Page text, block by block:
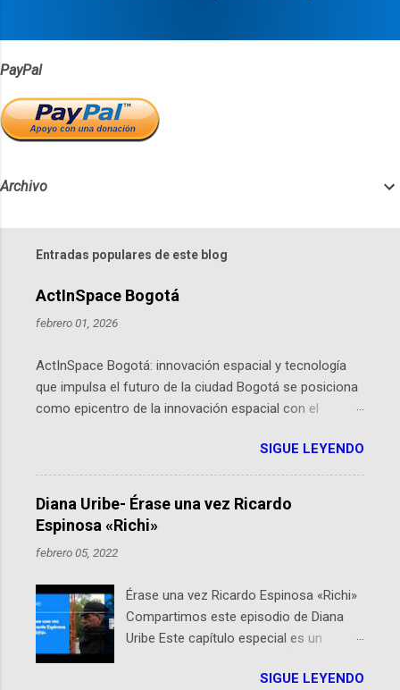
PayPal
Archivo
Entradas populares de este blog
ActInSpace Bogotá
febrero 01, 2026
ActInSpace Bogotá: innovación espacial y tecnología
que impulsa el futuro de la ciudad Bogotá se posiciona
como epicentro de la innovación espacial con el
hackathon global que convierte tecnologías de la
Agencia Espacial Europea en soluciones prácticas para
la vida cotidiana. Este evento, organizado por el
Planetario de Bogotá del Idartes y la Universidad de los
Andes, reúne a expertos como el presidente de Airbus
Colombia y líderes del sector aeroespacial para inspirar
por qué importa en Bogotá ActInSpace es una
competencia mundial que opera en más de 60
ciudades, donde participantes tienen 24 horas para
idear startups basadas en tecnologías espaciales
SIGUE LEYENDO
Diana Uribe- Érase una vez Ricardo
Espinosa «Richi»
febrero 05, 2022
Érase una vez Ricardo Espinosa «Richi»
Compartimos este episodio de Diana
Uribe Este capítulo especial es un
encuentran en el espíritu de este
SIGUE LEYENDO